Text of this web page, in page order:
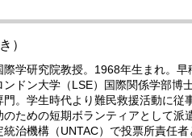
）
学研究院教授。1968年生まれ。
ドン大学（LSE）国際関係学部博
。学生時代より難民救援活動に従
ための短期ボランティアとして派
治機構（UNTAC）で投票所責任